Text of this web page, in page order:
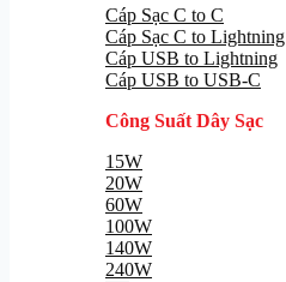
Cáp Sạc C to C
Cáp Sạc C to Lightning
Cáp USB to Lightning
Cáp USB to USB-C
Công Suất Dây Sạc
15W
20W
60W
100W
140W
240W